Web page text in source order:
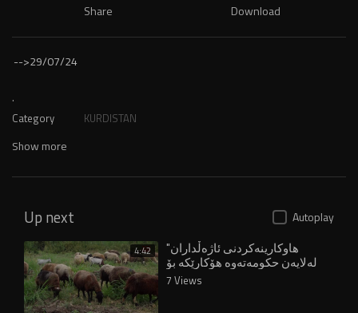
Share Download
-->29/07/24
.
Category KURDISTAN
Show more
Up next Autoplay
4:42 "هاوکارینەکردنی ئاژەڵداران
لەلایەن حکومەتەوە هۆکارێکە بۆ
چۆڵبوونی گوندەکان" 7 Views